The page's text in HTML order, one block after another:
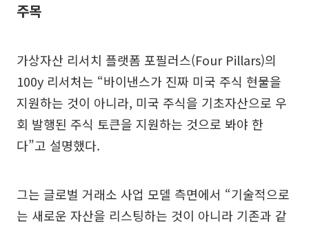
주목
가상자산 리서치 플랫폼 포필러스(Four Pillars)의
100y 리서처는 “바이낸스가 진짜 미국 주식 현물을
지원하는 것이 아니라, 미국 주식을 기초자산으로 우
회 발행된 주식 토큰을 지원하는 것으로 봐야 한
다”고 설명했다.
그는 글로벌 거래소 사업 모델 측면에서 “기술적으로
는 새로운 자산을 리스팅하는 것이 아니라 기존과 같